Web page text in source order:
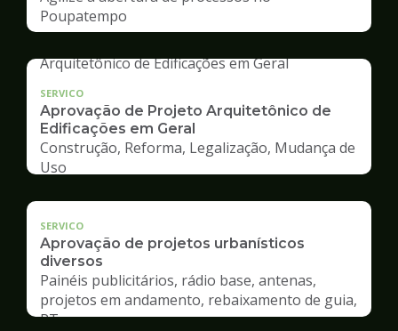
Poupatempo
SERVICO
Aprovação de Projeto Arquitetônico de
Edificações em Geral
Construção, Reforma, Legalização, Mudança de
Uso
SERVICO
Aprovação de projetos urbanísticos
diversos
Painéis publicitários, rádio base, antenas,
projetos em andamento, rebaixamento de guia,
RT